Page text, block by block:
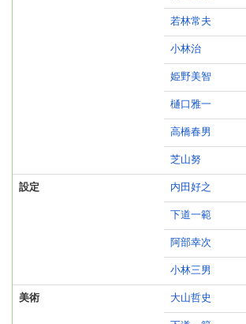
若林常夫
小林治
姫野美智
樋口雅一
高橋春男
芝山努
設定 内田好之
下道一範
阿部幸次
小林三男
美術 大山哲史